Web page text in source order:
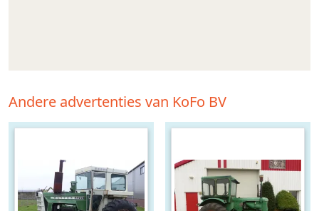
Andere advertenties van KoFo BV